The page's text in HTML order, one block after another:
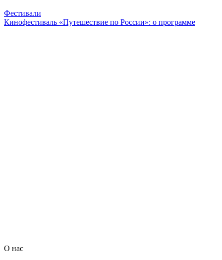
Фестивали
Кинофестиваль «Путешествие по России»: о программе
О нас